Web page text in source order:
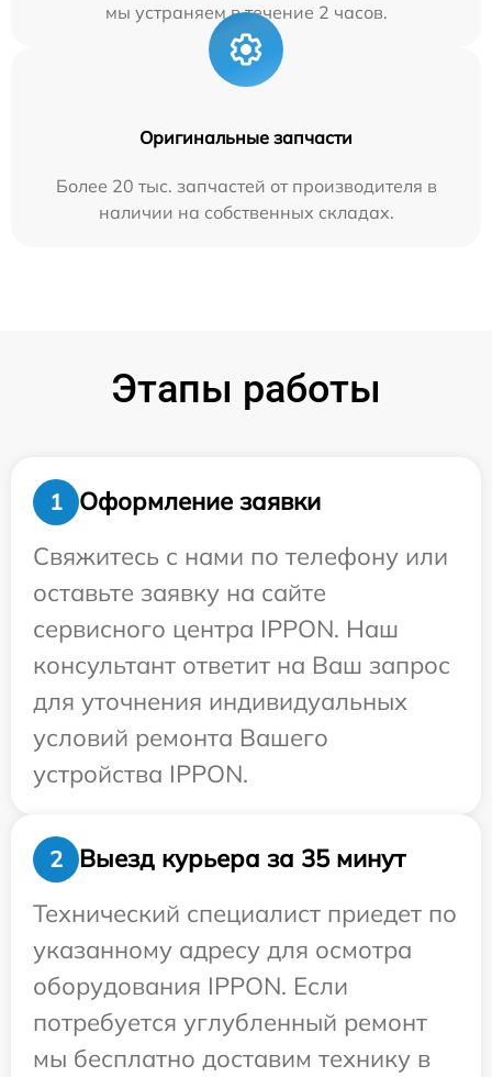
мы устраняем в течение 2 часов.
Оригинальные запчасти
Более 20 тыс. запчастей от производителя в
наличии на собственных складах.
Этапы работы
1
Оформление заявки
Свяжитесь с нами по телефону или
оставьте заявку на сайте
сервисного центра IPPON. Наш
консультант ответит на Ваш запрос
для уточнения индивидуальных
условий ремонта Вашего
устройства IPPON.
2
Выезд курьера за 35 минут
Технический специалист приедет по
указанному адресу для осмотра
оборудования IPPON. Если
потребуется углубленный ремонт
мы бесплатно доставим технику в